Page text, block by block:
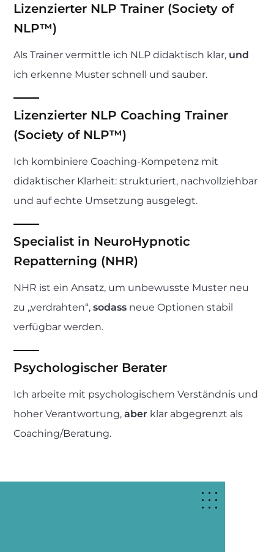
Lizenzierter NLP Trainer (Society of
NLP™)
Als Trainer vermittle ich NLP didaktisch klar, und
ich erkenne Muster schnell und sauber.
Lizenzierter NLP Coaching Trainer
(Society of NLP™)
Ich kombiniere Coaching-Kompetenz mit
didaktischer Klarheit: strukturiert, nachvollziehbar
und auf echte Umsetzung ausgelegt.
Specialist in NeuroHypnotic
Repatterning (NHR)
NHR ist ein Ansatz, um unbewusste Muster neu
zu „verdrahten“, sodass neue Optionen stabil
verfügbar werden.
Psychologischer Berater
Ich arbeite mit psychologischem Verständnis und
hoher Verantwortung, aber klar abgegrenzt als
Coaching/Beratung.